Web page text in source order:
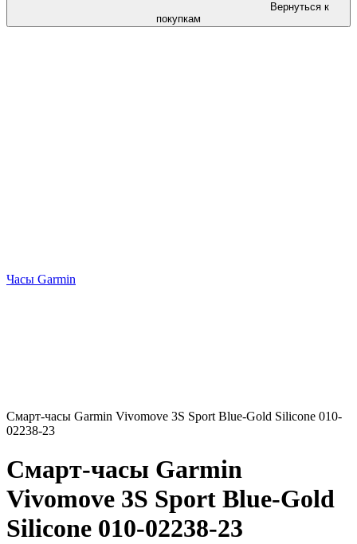
Вернуться к
покупкам
Часы Garmin
Смарт-часы Garmin Vivomove 3S Sport Blue-Gold Silicone 010-
02238-23
Смарт-часы Garmin
Vivomove 3S Sport Blue-Gold
Silicone 010-02238-23